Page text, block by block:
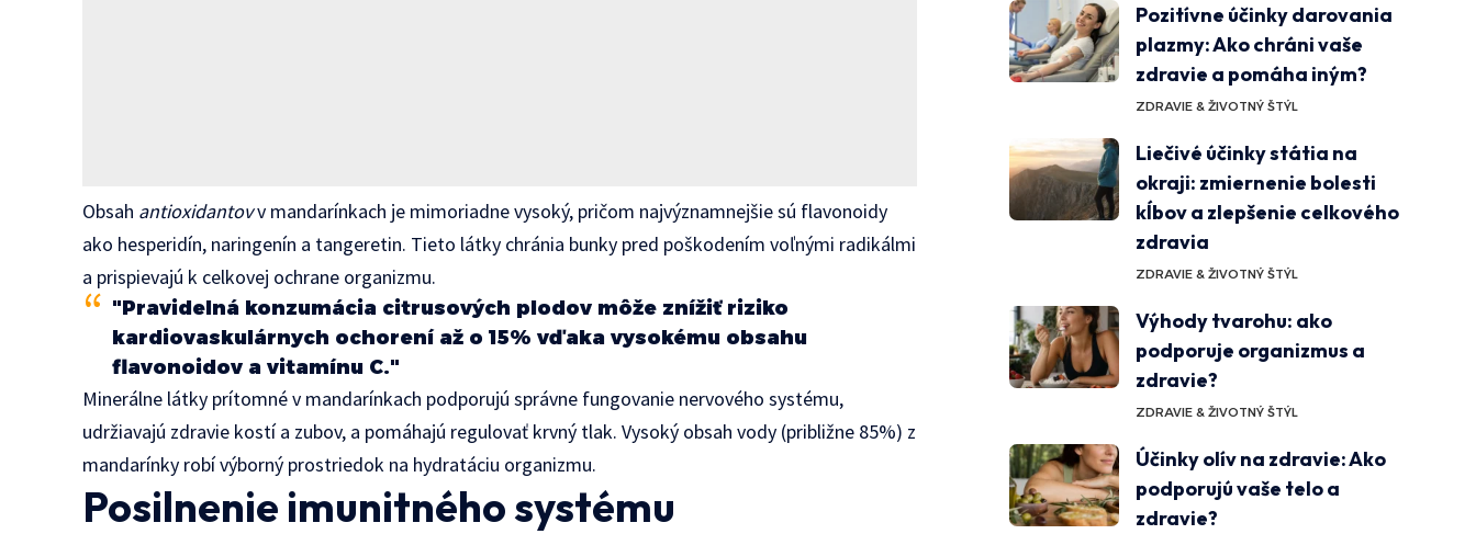
Obsah antioxidantovv mandarínkach je mimoriadne vysoký, pričom najvýznamnejšie sú flavonoidy
ako hesperidín, naringenín a tangeretin. Tieto látky chránia bunky pred poškodením voľnými radikálmi
a prispievajú k celkovej ochrane organizmu.
"Pravidelná konzumácia citrusových plodov môže znížiť riziko
kardiovaskulárnych ochorení až o 15% vďaka vysokému obsahu
flavonoidov a vitamínu C."
Minerálne látky prítomné v mandarínkach podporujú správne fungovanie nervového systému,
udržiavajú zdravie kostí a zubov, a pomáhajú regulovať krvný tlak. Vysoký obsah vody (približne 85%) z
mandarínky robí výborný prostriedok na hydratáciu organizmu.
Posilnenie imunitného systému
Pozitívne účinky darovania
plazmy: Ako chráni vaše
zdravie a pomáha iným?
ZDRAVIE & ŽIVOTNÝ ŠTÝL
Liečivé účinky státia na
okraji: zmiernenie bolesti
kĺbov a zlepšenie celkového
zdravia
ZDRAVIE & ŽIVOTNÝ ŠTÝL
Výhody tvarohu: ako
podporuje organizmus a
zdravie?
ZDRAVIE & ŽIVOTNÝ ŠTÝL
Účinky olív na zdravie: Ako
podporujú vaše telo a
zdravie?